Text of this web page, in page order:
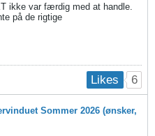
ikke var færdig med at handle.
på de rigtige
Likes 6
Sommer 2026 (ønsker,